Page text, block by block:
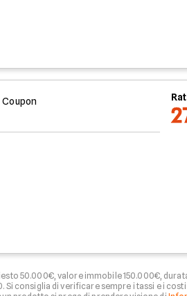
50.000€, valore immobile 150.000€,
consiglia di verificare sempre i tassi e i